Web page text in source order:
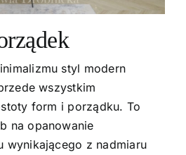
styl modern
wszystkim
form i porządku. To
na opanowanie
wynikającego z nadmiaru